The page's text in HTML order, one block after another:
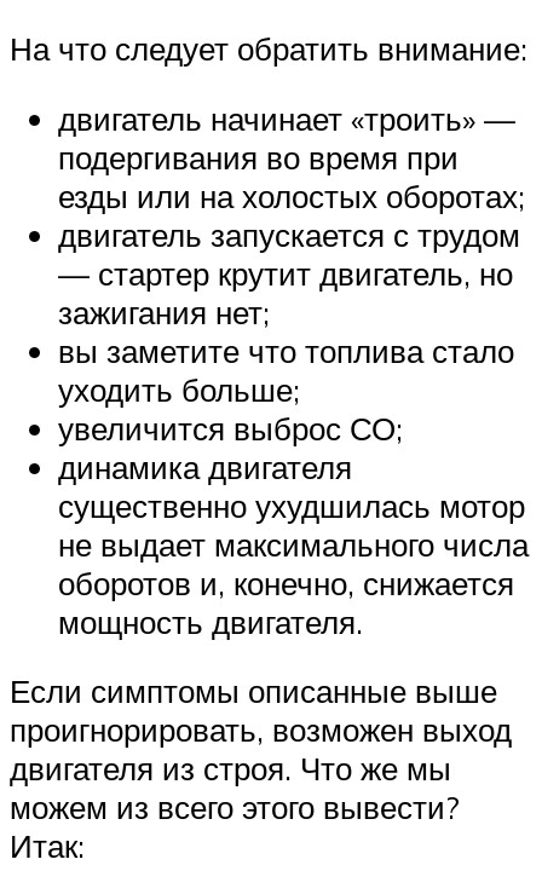
На что следует обратить внимание:
двигатель начинает «троить» —
подергивания во время при
езды или на холостых оборотах;
двигатель запускается с трудом
— стартер крутит двигатель, но
зажигания нет;
вы заметите что топлива стало
уходить больше;
увеличится выброс СО;
динамика двигателя
существенно ухудшилась мотор
не выдает максимального числа
оборотов и, конечно, снижается
мощность двигателя.
Если симптомы описанные выше
проигнорировать, возможен выход
двигателя из строя. Что же мы
можем из всего этого вывести?
Итак: